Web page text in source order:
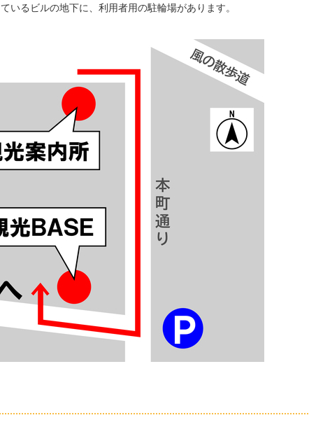
いるビルの地下に、利用者用の駐輪場があります。